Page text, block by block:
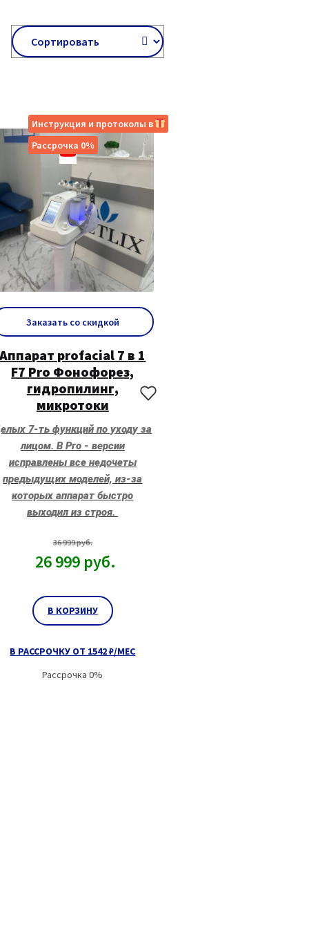
Заказать со скидкой
Инструкция и протоколы в
Рассрочка 0%
Аппарат profacial 7 в 1
F7 Pro Фонофорез,
гидропилинг,
микротоки
7-ть функций по уходу за
лицом. В Pro - версии
исправлены все недочеты
предыдущих моделей, из-за
которых аппарат быстро
выходил из строя.
36 999руб.
26 999 руб.
В КОРЗИНУ
В РАССРОЧКУ ОТ 1542 ₽/МЕС
Рассрочка 0%